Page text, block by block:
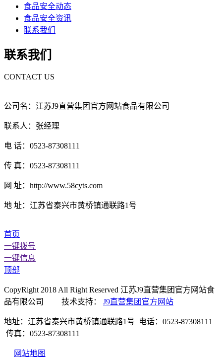
食品安全动态
食品安全资讯
联系我们
联系我们
CONTACT US
公司名：江苏J9直营集团官方网站食品有限公司
联系人：张经理
电 话：0523-87308111
传 真：0523-87308111
网 址：http://www.58cyts.com
地 址：江苏省泰兴市黄桥镇通联路1号
首页
一键拨号
一键信息
顶部
CopyRight 2018 All Right Reserved 江苏J9直营集团官方网站食
品有限公司 技术支持： J9直营集团官方网站
地址：江苏省泰兴市黄桥镇通联路1号 电话：0523-87308111
传真：0523-87308111
网站地图